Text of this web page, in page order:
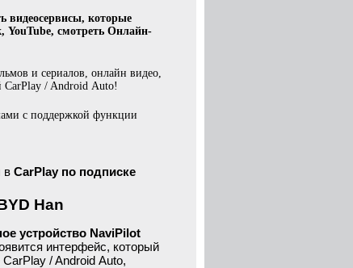
видеосервисы, которые
YouTube, смотреть Онлайн-
и сериалов, онлайн видео,
CarPlay / Android Auto!
с поддержкой функции
в CarPlay по подписке
Han
устройство NaviPilot
интерфейс, который
/ Android Auto,